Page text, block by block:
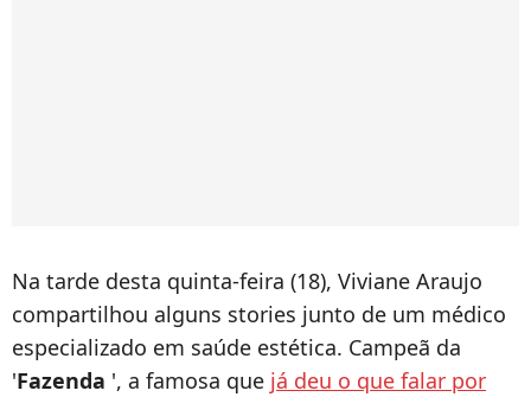
Na tarde desta quinta-feira (18), Viviane Araujo
compartilhou alguns stories junto de um médico
especializado em saúde estética. Campeã da
'Fazenda ', a famosa que já deu o que falar por